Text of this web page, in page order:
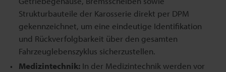
Strukturbauteile der Karosserie direkt per DPM
gekennzeichnet, um eine eindeutige Identifikation
und Rückverfolgbarkeit über den gesamten
Fahrzeuglebenszyklus sicherzustellen.
Medizintechnik: In der Medizintechnik werden vor